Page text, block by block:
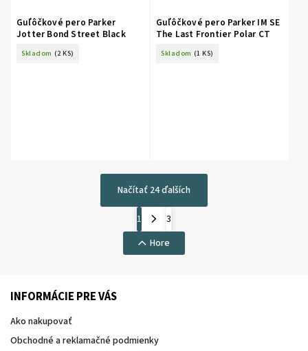
Guľôčkové pero Parker
Jotter Bond Street Black
Skladom (2 KS)
Guľôčkové pero Parker IM SE
The Last Frontier Polar CT
Skladom (1 KS)
Načítať 24 ďalších
1
3
Hore
INFORMÁCIE PRE VÁS
Ako nakupovať
Obchodné a reklamačné podmienky